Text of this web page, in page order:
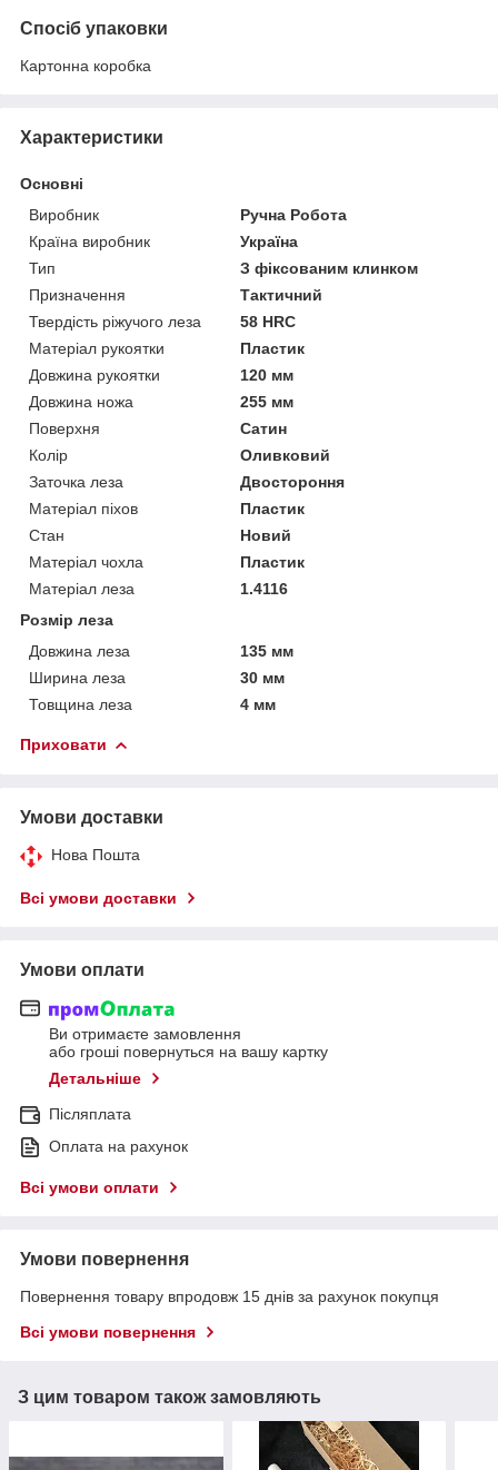
Спосіб упаковки
Картонна коробка
Характеристики
Основні
Виробник
Ручна Робота
Країна виробник
Україна
Тип
З фіксованим клинком
Призначення
Тактичний
Твердість ріжучого леза
58 HRC
Матеріал рукоятки
Пластик
Довжина рукоятки
120 мм
Довжина ножа
255 мм
Поверхня
Сатин
Колір
Оливковий
Заточка леза
Двостороння
Матеріал піхов
Пластик
Стан
Новий
Матеріал чохла
Пластик
Матеріал леза
1.4116
Розмір леза
Довжина леза
135 мм
Ширина леза
30 мм
Товщина леза
4 мм
Приховати
Умови доставки
Нова Пошта
Всі умови доставки
Умови оплати
Ви отримаєте замовлення
або гроші повернуться на вашу картку
Детальніше
Післяплата
Оплата на рахунок
Всі умови оплати
Умови повернення
Повернення товару впродовж 15 днів за рахунок покупця
Всі умови повернення
З цим товаром також замовляють